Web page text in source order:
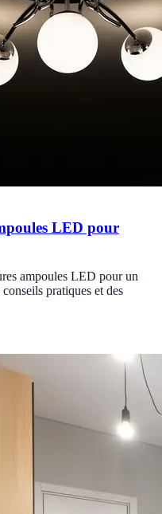
LED pour
ampoules LED pour un
pratiques et des